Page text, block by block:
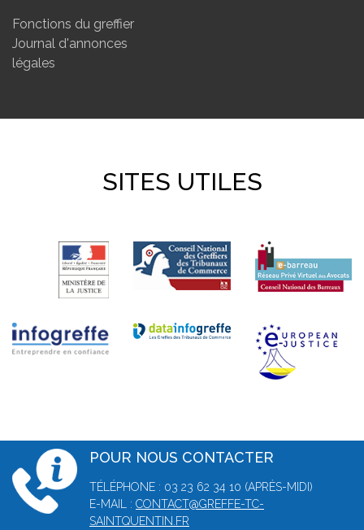
Fonctions du greffier
Journal d'annonces
légales
SITES UTILES
POUR NOUS CONTACTER
TÉLÉPHONE : 03 23 62 34 10 (APRÈS-MIDI)
E-MAIL : CONTACT@GREFFE-TC-
SAINTQUENTIN.FR